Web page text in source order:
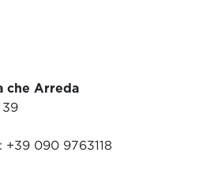
che Arreda
39
+39 090 9763118